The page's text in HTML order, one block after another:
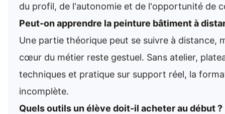
du profil, de l'autonomie et de l'opportunité de
Peut-on apprendre la peinture bâtiment à
Une partie théorique peut se suivre à distance,
cœur du métier reste gestuel. Sans atelier,
techniques et pratique sur support réel, la
incomplète.
Quels outils un élève doit-il acheter au début ?